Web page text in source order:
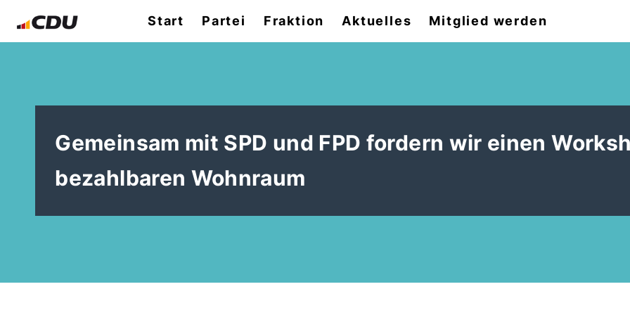
Start Partei Fraktion Aktuelles Mitglied werden
Gemeinsam mit SPD und FPD fordern wir einen
bezahlbaren Wohnraum